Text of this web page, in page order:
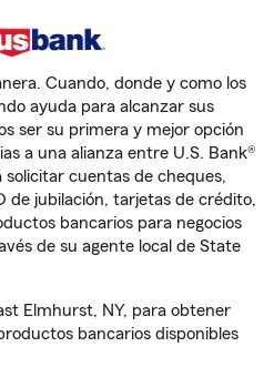
Cuando, donde y como los
ayuda para alcanzar sus
ser su primera y mejor opción
a una alianza entre U.S. Bank®
cuentas de cheques,
de jubilación, tarjetas de crédito,
bancarios para negocios
de su agente local de State
Elmhurst, NY, para obtener
bancarios disponibles